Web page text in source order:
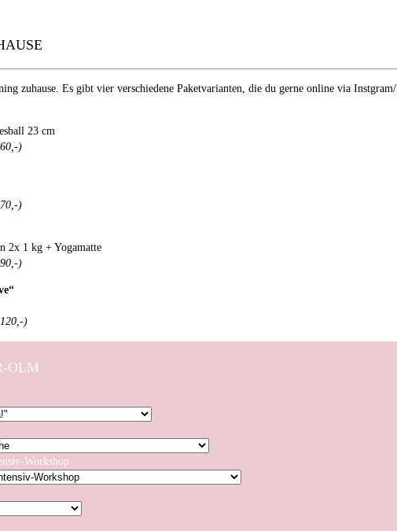
zuhause. Es gibt vier verschiedene Paketvarianten, die du gerne online via
23 cm
)
)
2x 1 kg + Yogamatte
)
)
OLM
Workshop